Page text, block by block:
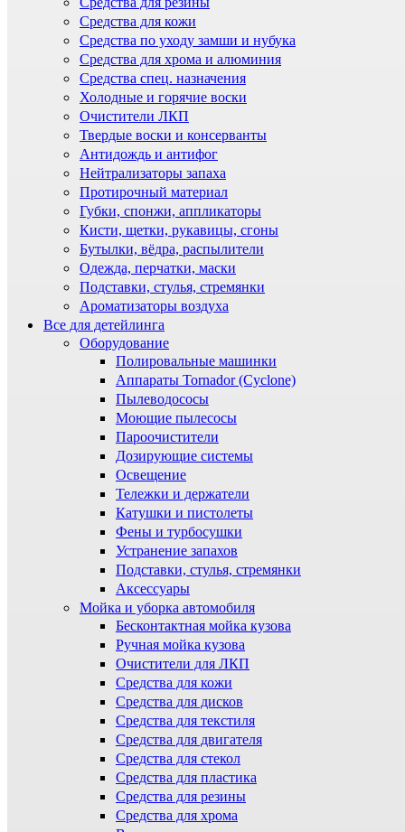
Средства для кожи
Средства по уходу замши и нубука
Средства для хрома и алюминия
Средства спец. назначения
Холодные и горячие воски
Очистители ЛКП
Твердые воски и консерванты
Антидождь и антифог
Нейтрализаторы запаха
Протирочный материал
Губки, спонжи, аппликаторы
Кисти, щетки, рукавицы, сгоны
Бутылки, вёдра, распылители
Одежда, перчатки, маски
Подставки, стулья, стремянки
Ароматизаторы воздуха
Все для детейлинга
Оборудование
Полировальные машинки
Аппараты Tornador (Cyclone)
Пылеводососы
Моющие пылесосы
Пароочистители
Дозирующие системы
Освещение
Тележки и держатели
Катушки и пистолеты
Фены и турбосушки
Устранение запахов
Подставки, стулья, стремянки
Аксессуары
Мойка и уборка автомобиля
Бесконтактная мойка кузова
Ручная мойка кузова
Очистители для ЛКП
Средства для кожи
Средства для дисков
Средства для текстиля
Средства для двигателя
Средства для стекол
Средства для пластика
Средства для резины
Средства для хрома